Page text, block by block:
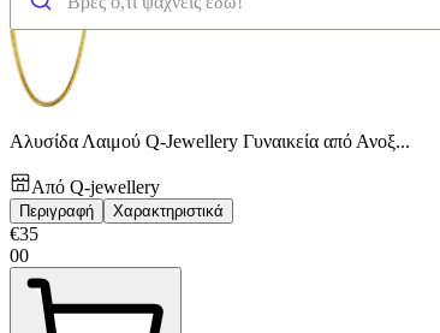
Αλυσίδα Λαιμού Q-Jewellery Γυναικεία από Ανοξ...
Από Q-jewellery
Περιγραφή Χαρακτηριστικά
€35
00